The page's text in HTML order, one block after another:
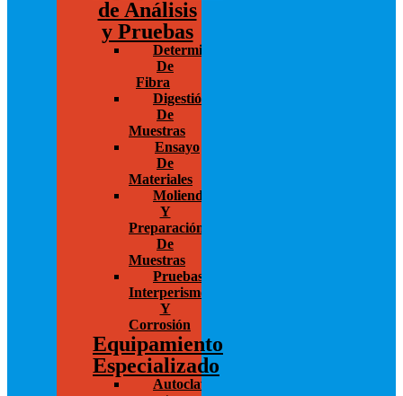
de Análisis
y Pruebas
Determinación
De
Fibra
Digestión
De
Muestras
Ensayo
De
Materiales
Molienda
Y
Preparación
De
Muestras
Pruebas
Interperismo
Y
Corrosión
Equipamiento
Especializado
Autoclaves